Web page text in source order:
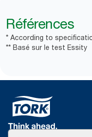
Références
* According to
** Basé sur le test Essity